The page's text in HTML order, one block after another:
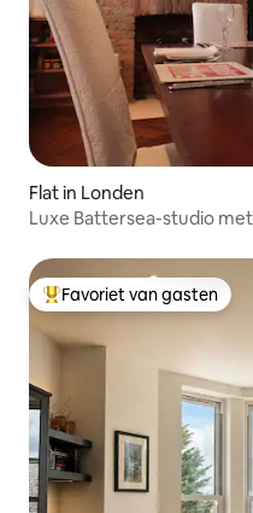
Flat in Londen
Luxe Battersea-studio
Topfavoriet van gasten
Favoriet van gasten